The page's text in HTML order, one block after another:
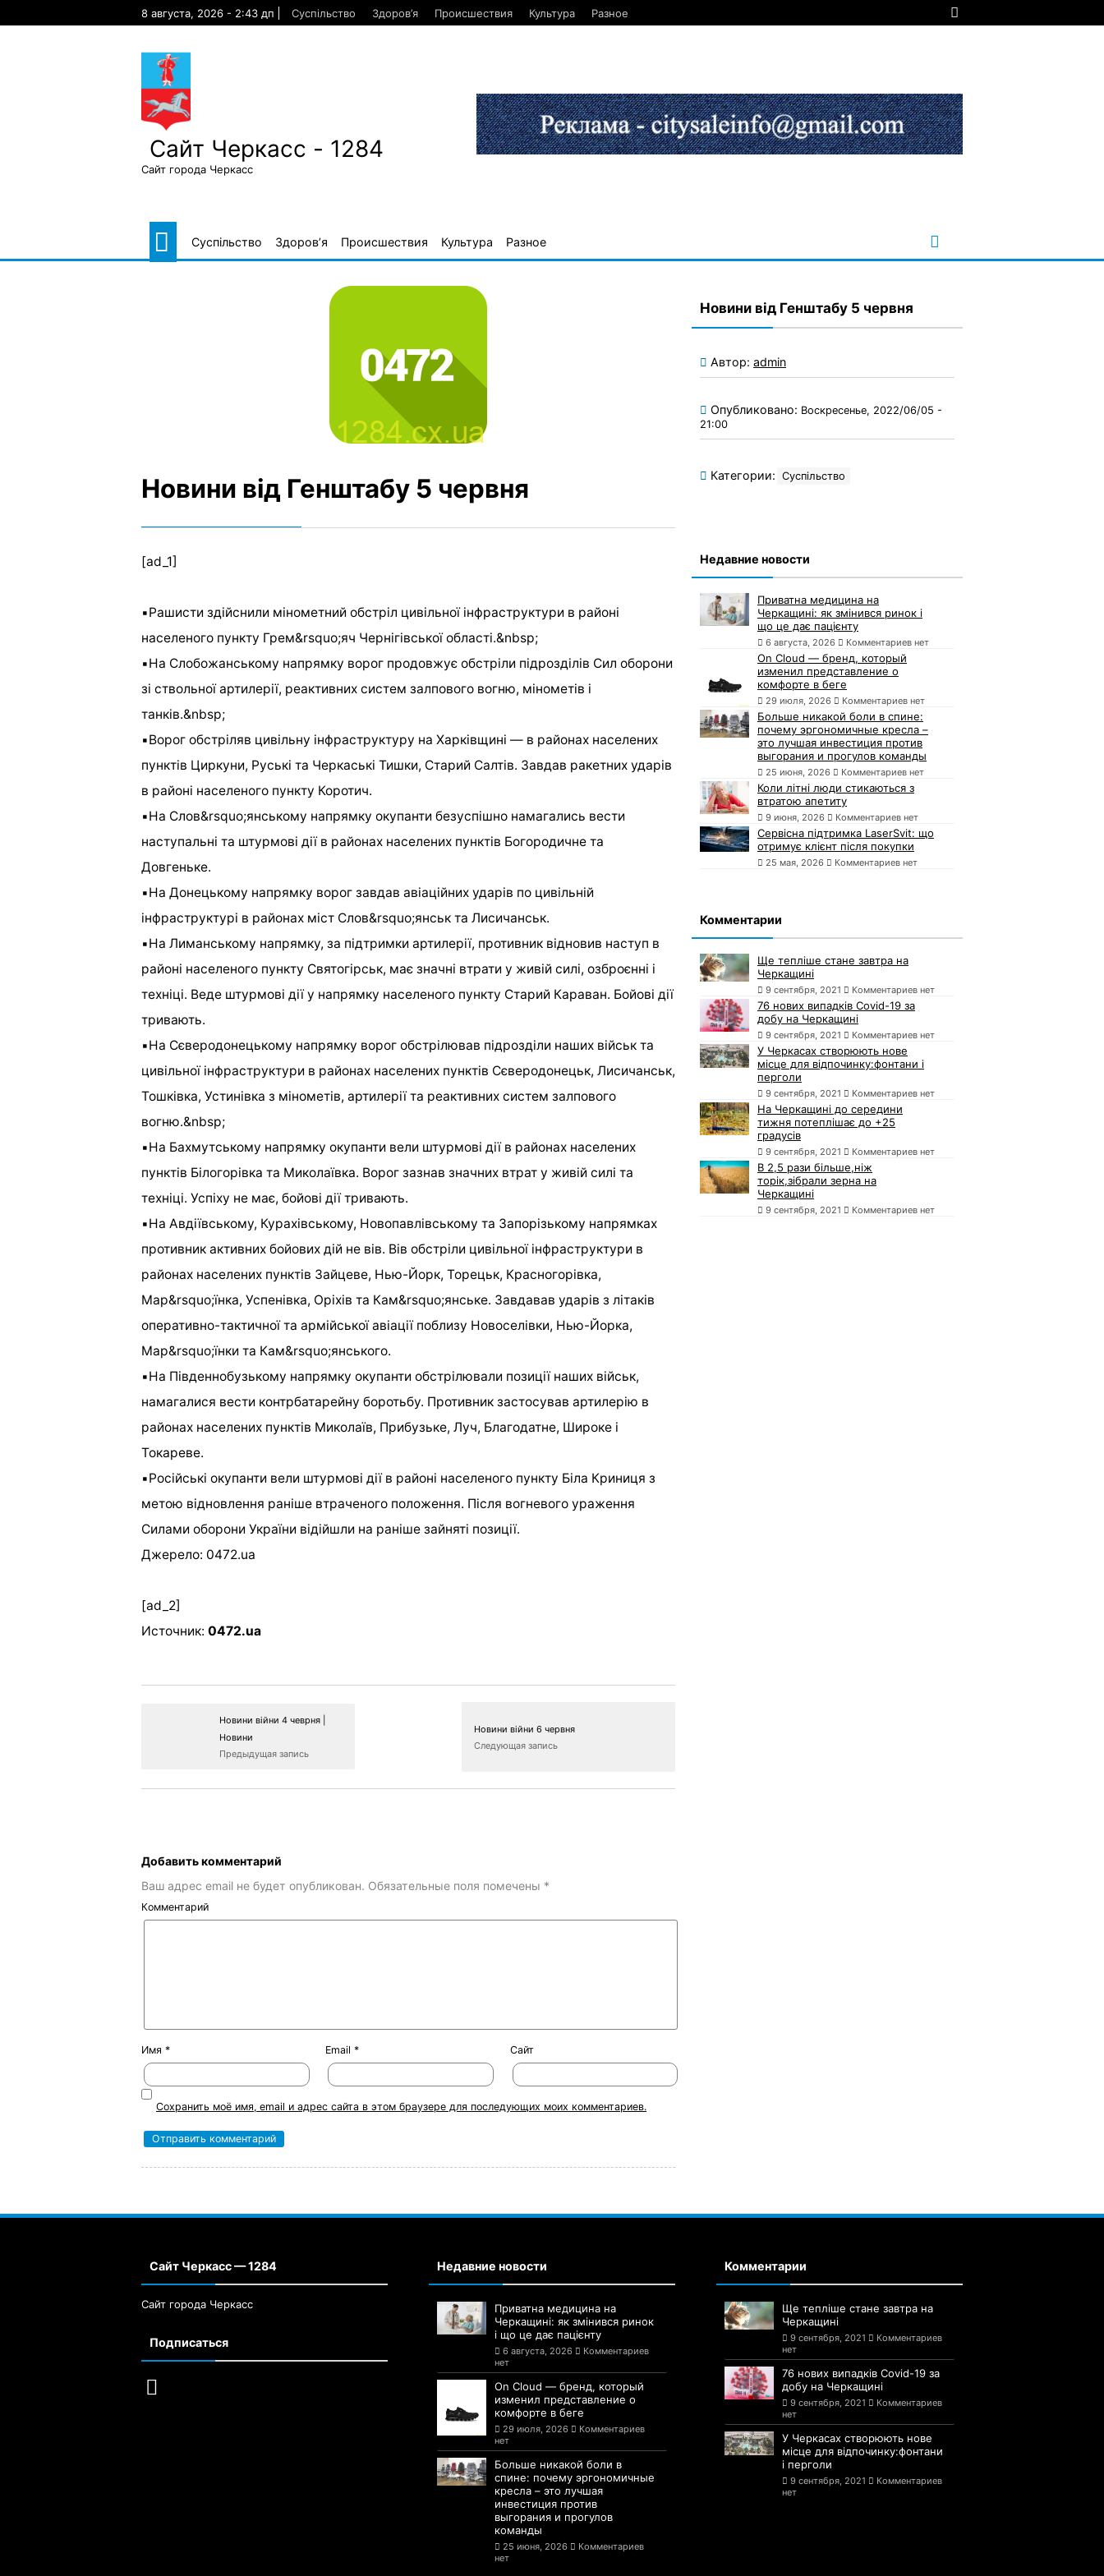
8 августа, 2026 - 2:43 дп Суспільство Здоров’я Происшествия Культура Разное
Сайт Черкасс - 1284
Сайт города Черкасс
Суспільство Здоров’я Происшествия Культура Разное
Новини від Генштабу 5 червня
[ad_1]
▪️Рашисти здійснили мінометний обстріл цивільної інфраструктури в районі
населеного пункту Грем&rsquo;яч Чернігівської області.&nbsp;
▪️На Слобожанському напрямку ворог продовжує обстріли підрозділів Сил оборони
зі ствольної артилерії, реактивних систем залпового вогню, мінометів і
танків.&nbsp;
▪️Ворог обстріляв цивільну інфраструктуру на Харківщині — в районах населених
пунктів Циркуни, Руські та Черкаські Тишки, Старий Салтів. Завдав ракетних ударів
в районі населеного пункту Коротич.
▪️На Слов&rsquo;янському напрямку окупанти безуспішно намагались вести
наступальні та штурмові дії в районах населених пунктів Богородичне та
Довгеньке.
▪️На Донецькому напрямку ворог завдав авіаційних ударів по цивільній
інфраструктурі в районах міст Слов&rsquo;янськ та Лисичанськ.
▪️На Лиманському напрямку, за підтримки артилерії, противник відновив наступ в
районі населеного пункту Святогірськ, має значні втрати у живій силі, озброєнні і
техніці. Веде штурмові дії у напрямку населеного пункту Старий Караван. Бойові дії
тривають.
▪️На Сєверодонецькому напрямку ворог обстрілював підрозділи наших військ та
цивільної інфраструктури в районах населених пунктів Сєверодонецьк, Лисичанськ,
Тошківка, Устинівка з мінометів, артилерії та реактивних систем залпового
вогню.&nbsp;
▪️На Бахмутському напрямку окупанти вели штурмові дії в районах населених
пунктів Білогорівка та Миколаївка. Ворог зазнав значних втрат у живій силі та
техніці. Успіху не має, бойові дії тривають.
▪️На Авдіївському, Курахівському, Новопавлівському та Запорізькому напрямках
противник активних бойових дій не вів. Вів обстріли цивільної інфраструктури в
районах населених пунктів Зайцеве, Нью-Йорк, Торецьк, Красногорівка,
Мар&rsquo;їнка, Успенівка, Оріхів та Кам&rsquo;янське. Завдавав ударів з літаків
оперативно-тактичної та армійської авіації поблизу Новоселівки, Нью-Йорка,
Мар&rsquo;їнки та Кам&rsquo;янського.
▪️На Південнобузькому напрямку окупанти обстрілювали позиції наших військ,
намагалися вести контрбатарейну боротьбу. Противник застосував артилерію в
районах населених пунктів Миколаїв, Прибузьке, Луч, Благодатне, Широке і
Токареве.
▪️Російські окупанти вели штурмові дії в районі населеного пункту Біла Криниця з
метою відновлення раніше втраченого положення. Після вогневого ураження
Силами оборони України відійшли на раніше зайняті позиції.
Джерело: 0472.ua
[ad_2]
Источник: 0472.ua
Новини війни 4 чеврня |
Новини
Предыдущая запись
Новини війни 6 червня
Следующая запись
Добавить комментарий
Ваш адрес email не будет опубликован. Обязательные поля помечены *
Комментарий
Имя * Email* Сайт
Сохранить моё имя, email и адрес сайта в этом браузере для последующих моих комментариев.
Новини від Генштабу 5 червня
Автор: admin
Опубликовано: Воскресенье, 2022/06/05 -
21:00
Категории: Суспільство
Недавние новости
Приватна медицина на
Черкащині: як змінився ринок і
що це дає пацієнту
6 августа, 2026 Комментариев нет
On Cloud — бренд, который
изменил представление о
комфорте в беге
29 июля, 2026 Комментариев нет
Больше никакой боли в спине:
почему эргономичные кресла –
это лучшая инвестиция против
выгорания и прогулов команды
25 июня, 2026 Комментариев нет
Коли літні люди стикаються з
втратою апетиту
9 июня, 2026 Комментариев нет
Сервісна підтримка LaserSvit: що
отримує клієнт після покупки
25 мая, 2026 Комментариев нет
Комментарии
Ще тепліше стане завтра на
Черкащині
9 сентября, 2021 Комментариев нет
76 нових випадків Covid-19 за
добу на Черкащині
9 сентября, 2021 Комментариев нет
У Черкасах створюють нове
місце для відпочинку:фонтани і
перголи
9 сентября, 2021 Комментариев нет
На Черкащині до середини
тижня потеплішає до +25
градусів
9 сентября, 2021 Комментариев нет
В 2,5 рази більше,ніж
торік,зібрали зерна на
Черкащині
9 сентября, 2021 Комментариев нет
Сайт Черкасс — 1284
Сайт города Черкасс
Подписаться
Недавние новости
Приватна медицина на
Черкащині: як змінився ринок
і що це дає пацієнту
6 августа, 2026
Комментариев
нет
On Cloud — бренд, который
изменил представление о
комфорте в беге
29 июля, 2026
Комментариев
нет
Больше никакой боли в
спине: почему эргономичные
кресла – это лучшая
инвестиция против
выгорания и прогулов
команды
25 июня, 2026
Комментариев
нет
Комментарии
Ще тепліше стане завтра на
Черкащині
9 сентября, 2021
Комментариев
нет
76 нових випадків Covid-19 за
добу на Черкащині
9 сентября, 2021
Комментариев
нет
У Черкасах створюють нове
місце для відпочинку:фонтани
і перголи
9 сентября, 2021
Комментариев
нет